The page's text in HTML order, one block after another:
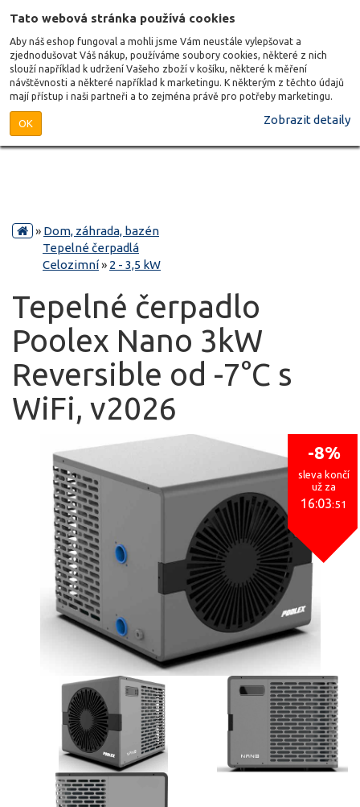
Tato webová stránka používá cookies
Aby náš eshop fungoval a mohli jsme Vám neustále vylepšovat a
zjednodušovat Váš nákup, používáme soubory cookies, některé z nich
slouží například k udržení Vašeho zboží v košíku, některé k měření
návštěvnosti a některé například k marketingu. K některým z těchto údajů
mají přístup i naši partneři a to zejména právě pro potřeby marketingu.
OK Zobrazit detaily
» Dom, záhrada, bazén
Tepelné čerpadlá
Celozimní» 2 - 3,5 kW
Tepelné čerpadlo
Poolex Nano 3kW
Reversible od -7°C s
WiFi, v2026
-8%
sleva končí
už za
16:03:50